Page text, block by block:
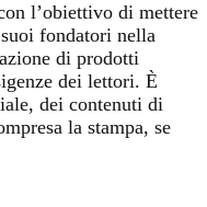
l’obiettivo di mettere
fondatori nella
di prodotti
dei lettori. È
dei contenuti di
la stampa, se